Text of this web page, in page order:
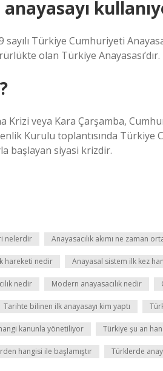
Türkiye Cumhuriyeti
olan Türkiye Anayasası’dır.
Krizi veya Kara Çarşamba,
Kurulu toplantısında Türkiye
başlayan siyasi krizdir.
nelerdir Anayasacılık akımı ne zaman
hareketi nedir Anayasal sistem ilk kez
nedir Modern anayasacılık nedir
Tarihte bilinen ilk anayasayı kim yaptı
kanunla yönetiliyor Türkiye şu an
hangisi ile başlamıştır Türklerde